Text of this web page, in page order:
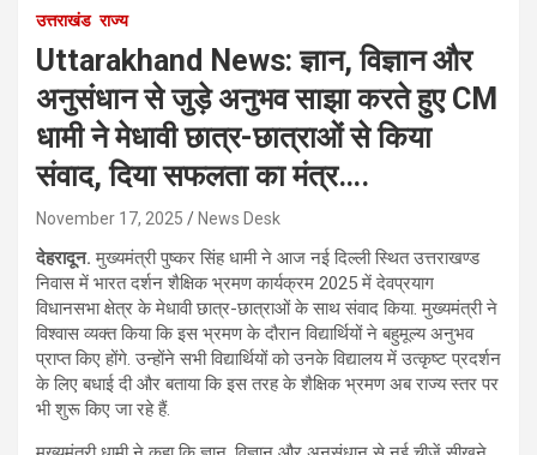
उत्तराखंड राज्य
Uttarakhand News: ज्ञान, विज्ञान और
अनुसंधान से जुड़े अनुभव साझा करते हुए CM
धामी ने मेधावी छात्र-छात्राओं से किया
संवाद, दिया सफलता का मंत्र….
November 17, 2025 News Desk
देहरादून.मुख्यमंत्री पुष्कर सिंह धामी ने आज नई दिल्ली स्थित उत्तराखण्ड
निवास में भारत दर्शन शैक्षिक भ्रमण कार्यक्रम 2025 में देवप्रयाग
विधानसभा क्षेत्र के मेधावी छात्र-छात्राओं के साथ संवाद किया. मुख्यमंत्री ने
विश्वास व्यक्त किया कि इस भ्रमण के दौरान विद्यार्थियों ने बहुमूल्य अनुभव
प्राप्त किए होंगे. उन्होंने सभी विद्यार्थियों को उनके विद्यालय में उत्कृष्ट प्रदर्शन
के लिए बधाई दी और बताया कि इस तरह के शैक्षिक भ्रमण अब राज्य स्तर पर
भी शुरू किए जा रहे हैं.